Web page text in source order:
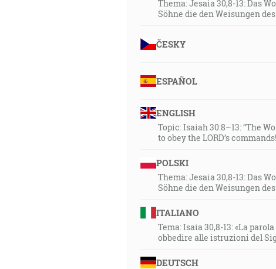
Thema: Jesaia 30,8-13: Das
Söhne die den Weisungen
ČESKY
ESPAÑOL
ENGLISH
Topic: Isaiah 30:8–13: “The
to obey the LORD’s
POLSKI
Thema: Jesaia 30,8-13: Das
Söhne die den Weisungen
ITALIANO
Tema: Isaia 30,8-13: «La
obbedire alle istruzioni del
DEUTSCH